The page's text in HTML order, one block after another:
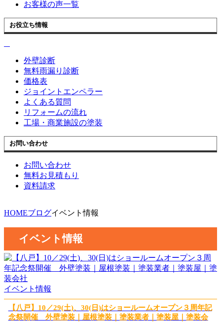
お客様の声一覧
お役立ち情報
外壁診断
無料雨漏り診断
価格表
ジョイントエンペラー
よくある質問
リフォームの流れ
工場・商業施設の塗装
お問い合わせ
お問い合わせ
無料お見積もり
資料請求
HOMEブログイベント情報
イベント情報
イベント情報
【八戸】10／29(土)、30(日)はショールームオープン３周年記
念祭開催 外壁塗装｜屋根塗装｜塗装業者｜塗装屋｜塗装会